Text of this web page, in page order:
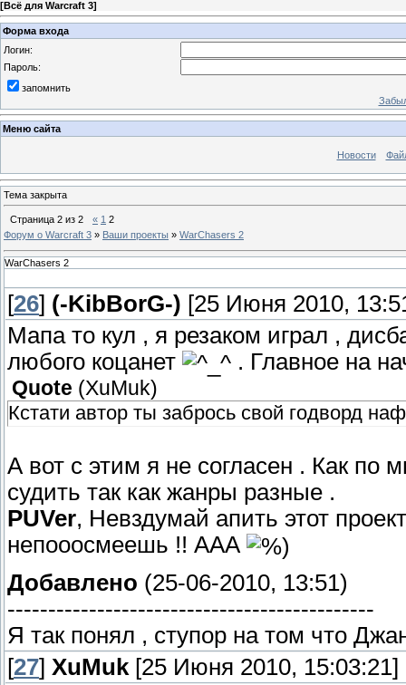
[Всё для Warcraft 3]
Форма входа
Логин:
Пароль:
запомнить
Меню сайта
Новости
Тема закрыта
Страница 2 из 2 « 1 2
Форум о Warcraft 3 » Ваши проекты » WarChasers 2
WarChasers 2
[26] (-KibBorG-) [25 Июня 2010,
Мапа то кул , я резаком играл ,
любого коцанет
. Главное на
Quote (XuMuk)
Кстати автор ты забрось свой годворд
А вот с этим я не согласен . Как
судить так как жанры разные .
PUVer, Невздумай апить этот
непооосмеешь !! ААА
Добавлено (25-06-2010, 13:51)
---------------------------------------------
Я так понял , ступор на том что
[27] XuMuk [25 Июня 2010, 15:03:21]